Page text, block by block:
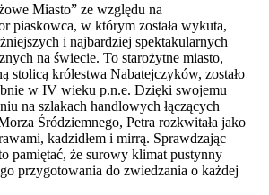
Miasto” ze względu na
piaskowca, w którym została wykuta,
i najbardziej spektakularnych
na świecie. To starożytne miasto,
stolicą królestwa Nabatejczyków, zostało
w IV wieku p.n.e. Dzięki swojemu
na szlakach handlowych łączących
Śródziemnego, Petra rozkwitała jako
kadzidłem i mirrą. Sprawdzając
pamiętać, że surowy klimat pustynny
przygotowania do zwiedzania o każdej